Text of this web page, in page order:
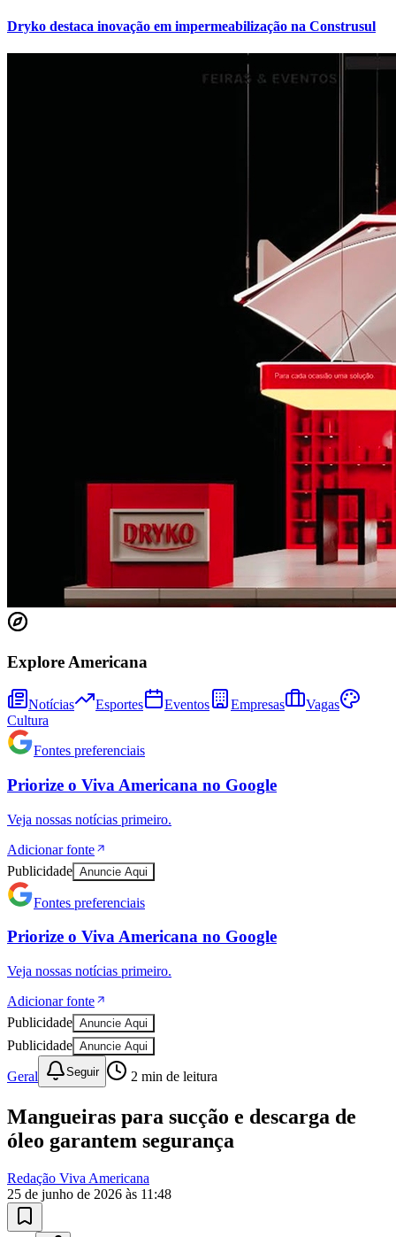
Athletico-PR
Bragantino
Dryko destaca inovação em impermeabilização na Construsul
Explore Americana
Notícias Esportes Eventos Empresas
Vagas
Cultura
Fontes preferenciais
Priorize o Viva Americana no Google
Veja nossas notícias primeiro.
Adicionar fonte
Publicidade Anuncie Aqui
Fontes preferenciais
Priorize o Viva Americana no Google
Veja nossas notícias primeiro.
Adicionar fonte
Publicidade Anuncie Aqui
Publicidade Anuncie Aqui
Geral Seguir 2 min de leitura
Mangueiras para sucção e descarga de
óleo garantem segurança
Redação Viva Americana
25 de junho de 2026 às 11:48